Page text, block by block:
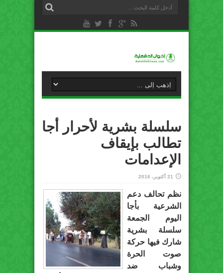
سلسلة بشرية لأحرار أجا
تطالب بإيقاف
الإعدامات
21 أكتوبر، 2016
نظم تحالف دعم
الشرعية بأجا
اليوم الجمعة
سلسلة بشرية
شارك فيها حركة
صوت الحرة
وشباب ضد